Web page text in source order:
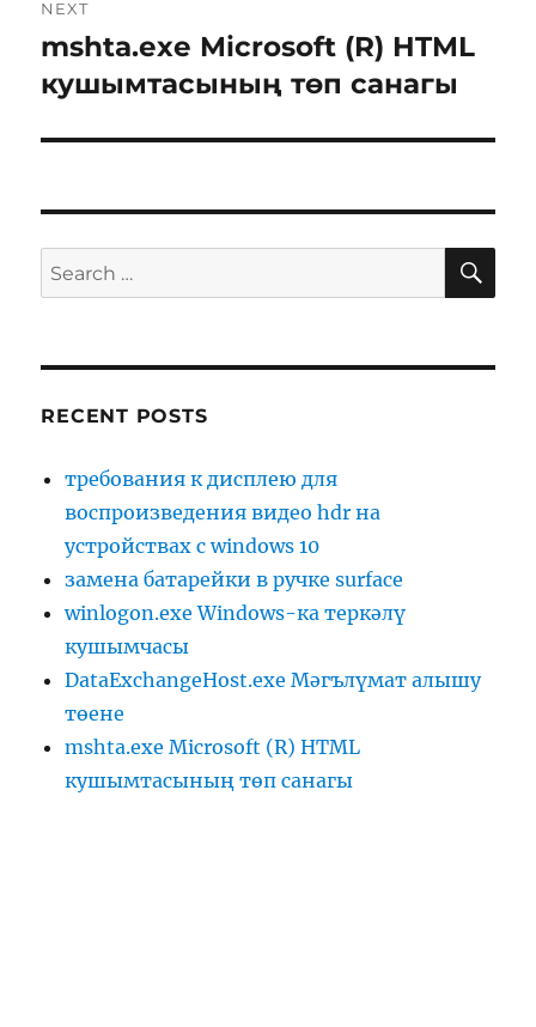
NEXT
Next
post:
mshta.exe Microsoft (R) HTML
кушымтасының төп санагы
Search
for:
RECENT POSTS
требования к дисплею для
воспроизведения видео hdr на
устройствах с windows 10
замена батарейки в ручке surface
winlogon.exe Windows-ка теркәлү
кушымчасы
DataExchangeHost.exe Мәгълүмат алышу
төене
mshta.exe Microsoft (R) HTML
кушымтасының төп санагы